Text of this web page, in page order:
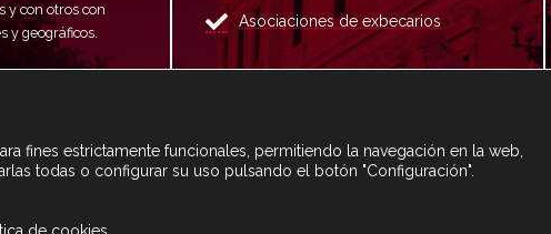
y con otros con
y geográficos.
Asociaciones de exbecarios
fines estrictamente funcionales, permitiendo la navegación en la web,
todas o configurar su uso pulsando el botón "Configuración".